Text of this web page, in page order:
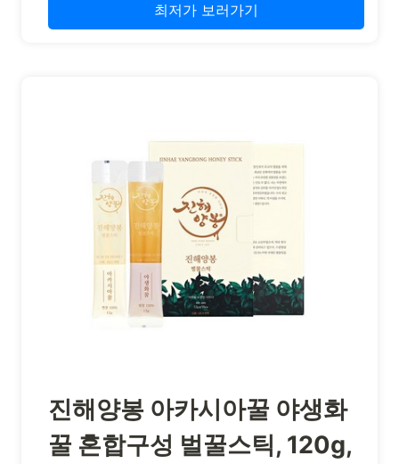
최저가 보러가기
진해양봉 아카시아꿀 야생화
꿀 혼합구성 벌꿀스틱, 120g,